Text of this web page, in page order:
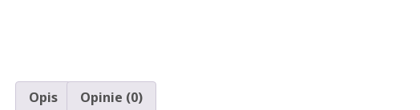
Opis Opinie (0)